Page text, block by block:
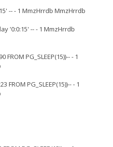
-- - 1 MmzHrrdb MmzHrrdb
'0:0:15' -- - 1 MmzHrrdb
FROM PG_SLEEP(15))-- - 1
FROM PG_SLEEP(15))-- - 1